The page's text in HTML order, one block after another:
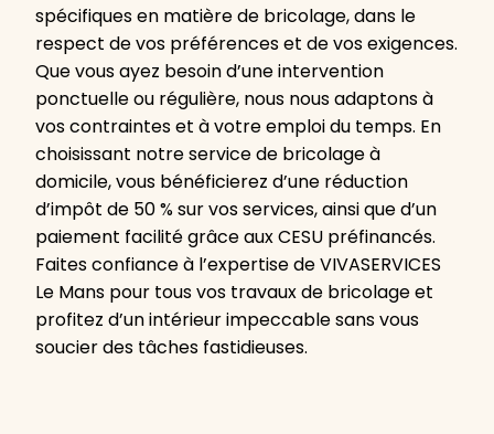
spécifiques en matière de bricolage, dans le
respect de vos préférences et de vos exigences.
Que vous ayez besoin d’une intervention
ponctuelle ou régulière, nous nous adaptons à
vos contraintes et à votre emploi du temps. En
choisissant notre service de bricolage à
domicile, vous bénéficierez d’une réduction
d’impôt de 50 % sur vos services, ainsi que d’un
paiement facilité grâce aux CESU préfinancés.
Faites confiance à l’expertise de VIVASERVICES
Le Mans pour tous vos travaux de bricolage et
profitez d’un intérieur impeccable sans vous
soucier des tâches fastidieuses.